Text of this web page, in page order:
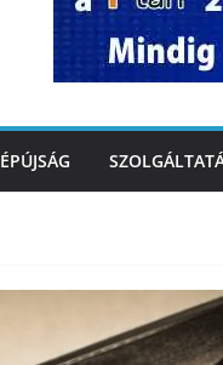
szolgáltatásnyújtás a
Városi Gyógyfürdő